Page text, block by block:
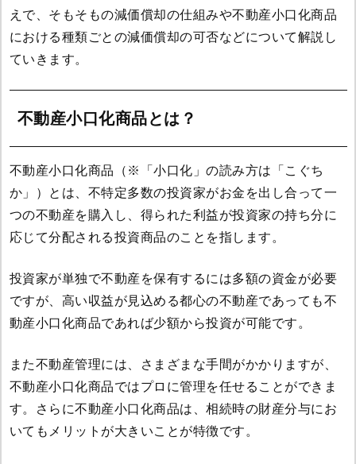
えで、そもそもの減価償却の仕組みや不動産小口化商品
における種類ごとの減価償却の可否などについて解説し
ていきます。
不動産小口化商品とは？
不動産小口化商品（※「小口化」の読み方は「こぐち
か」）とは、不特定多数の投資家がお金を出し合って一
つの不動産を購入し、得られた利益が投資家の持ち分に
応じて分配される投資商品のことを指します。
投資家が単独で不動産を保有するには多額の資金が必要
ですが、高い収益が見込める都心の不動産であっても不
動産小口化商品であれば少額から投資が可能です。
また不動産管理には、さまざまな手間がかかりますが、
不動産小口化商品ではプロに管理を任せることができま
す。さらに不動産小口化商品は、相続時の財産分与にお
いてもメリットが大きいことが特徴です。